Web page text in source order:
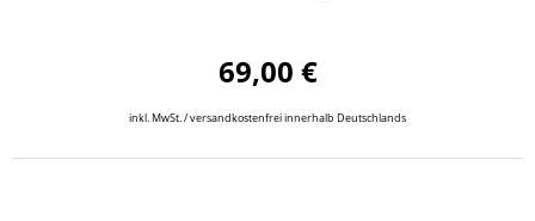
69,00 €
inkl. MwSt. / versandkostenfrei innerhalb Deutschlands